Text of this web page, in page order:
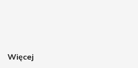
Więcej